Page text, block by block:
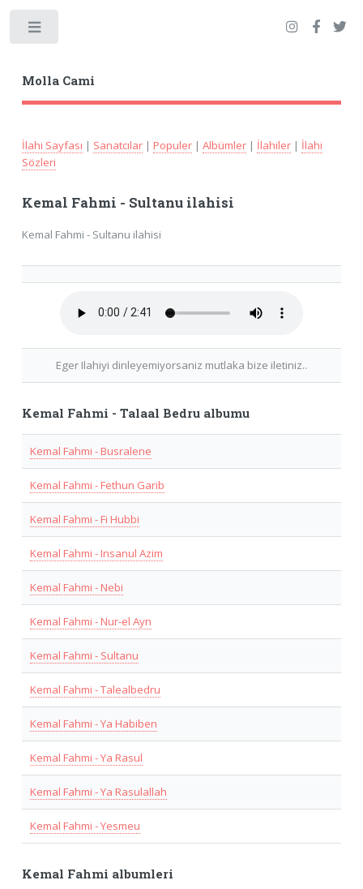
Molla Cami
İlahi Sayfası | Sanatcılar| Populer| Albümler| İlahiler| İlahi
Sözleri
Kemal Fahmi - Sultanu ilahisi
Kemal Fahmi - Sultanu ilahisi
Eger Ilahiyi dinleyemiyorsaniz mutlaka bize iletiniz..
Kemal Fahmi - Talaal Bedru albumu
Kemal Fahmi - Busralene
Kemal Fahmi - Fethun Garib
Kemal Fahmi - Fi Hubbi
Kemal Fahmi - Insanul Azim
Kemal Fahmi - Nebi
Kemal Fahmi - Nur-el Ayn
Kemal Fahmi - Sultanu
Kemal Fahmi - Talealbedru
Kemal Fahmi - Ya Habiben
Kemal Fahmi - Ya Rasul
Kemal Fahmi - Ya Rasulallah
Kemal Fahmi - Yesmeu
Kemal Fahmi albumleri